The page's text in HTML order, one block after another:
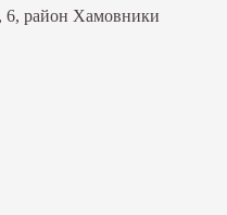
6, район Хамовники